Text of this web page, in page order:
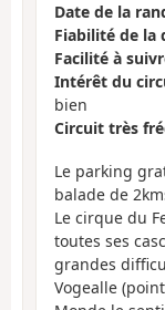
Date de la
Fiabilité de la
Facilité à
Intérêt du
bien
Circuit très
Le parking
balade de
Le cirque du
toutes ses
grandes
Vogealle